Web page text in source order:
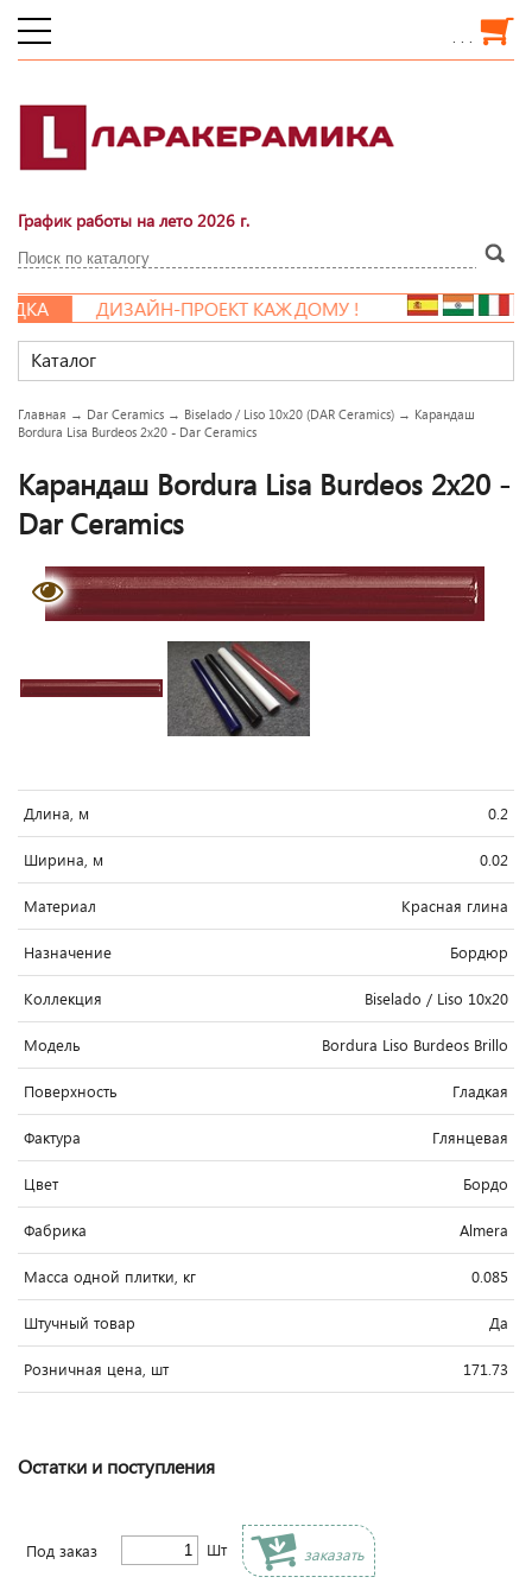
. . .
График работы на лето 2026 г.
ДИЗАЙН-ПРОЕКТ КАЖДОМУ !
Каталог
Главная → Dar Ceramics → Biselado / Liso 10x20 (DAR Ceramics) → Карандаш
Bordura Lisa Burdeos 2x20 - Dar Ceramics
Карандаш Bordura Lisa Burdeos 2x20 -
Dar Ceramics
Длина, м 0.2
Ширина, м 0.02
Материал Красная глина
Назначение Бордюр
Коллекция Biselado / Liso 10x20
Модель Bordura Liso Burdeos Brillo
Поверхность Гладкая
Фактура Глянцевая
Цвет Бордо
Фабрика Almera
Масса одной плитки, кг 0.085
Штучный товар Да
Розничная цена, шт 171.73
Остатки и поступления
Под заказ Шт заказать